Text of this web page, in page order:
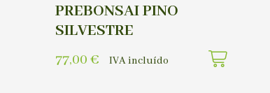
PREBONSAI PINO
SILVESTRE
77,00 € IVA incluído